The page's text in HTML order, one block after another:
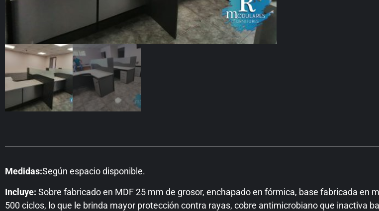
Medidas:Según espacio disponible.
Incluye: Sobre fabricado en MDF 25 mm de grosor, enchapado en fórmica, base fabricada en
500 ciclos, lo que le brinda mayor protección contra rayas, cobre antimicrobiano que inactiva